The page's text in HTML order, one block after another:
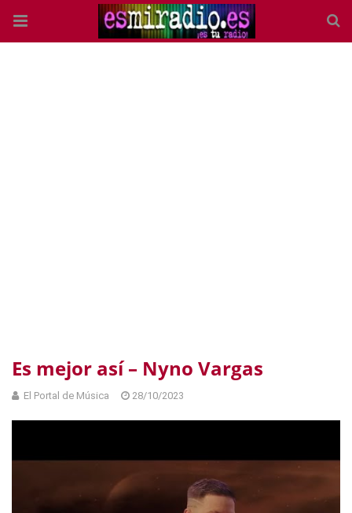
Es mejor así – Nyno Vargas
El Portal de Música 28/10/2023